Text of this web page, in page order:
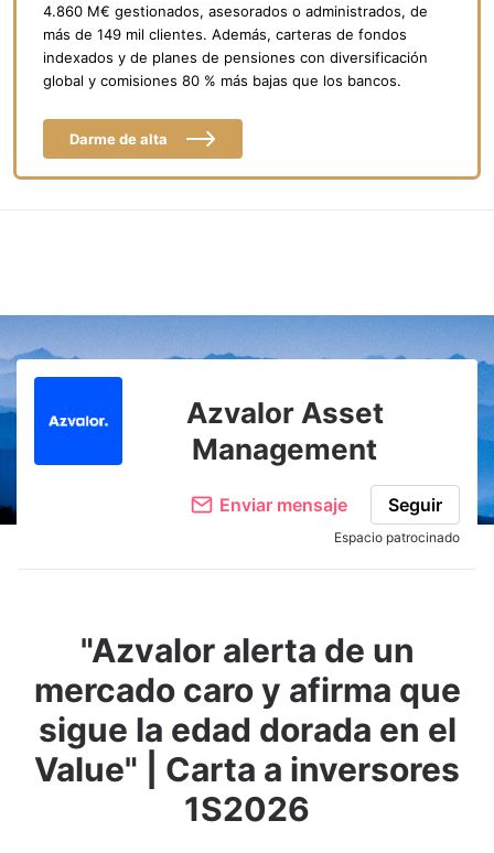
4.860 M€ gestionados, asesorados o administrados, de
más de 149 mil clientes. Además, carteras de fondos
indexados y de planes de pensiones con diversificación
global y comisiones 80 % más bajas que los bancos.
Darme de alta
Azvalor Asset
Management
Enviar mensaje Seguir
Espacio patrocinado
"Azvalor alerta de un
mercado caro y afirma que
sigue la edad dorada en el
Value" | Carta a inversores
1S2026